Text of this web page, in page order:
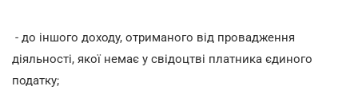
- до іншого доходу, отриманого від провадження
діяльності, якої немає у свідоцтві платника єдиного
податку;